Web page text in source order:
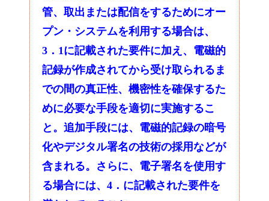
管、取出または配信をするためにオー
プン・システムを利用する場合は、
3．1に記載された要件に加え、電磁的
記録が作成されてから受け取られるま
での間の真正性、機密性を確保するた
めに必要な手段を適切に実施するこ
と。追加手段には、電磁的記録の暗号
化やデジタル署名の技術の採用などが
含まれる。さらに、電子署名を使用す
る場合には、4．に記載された要件を